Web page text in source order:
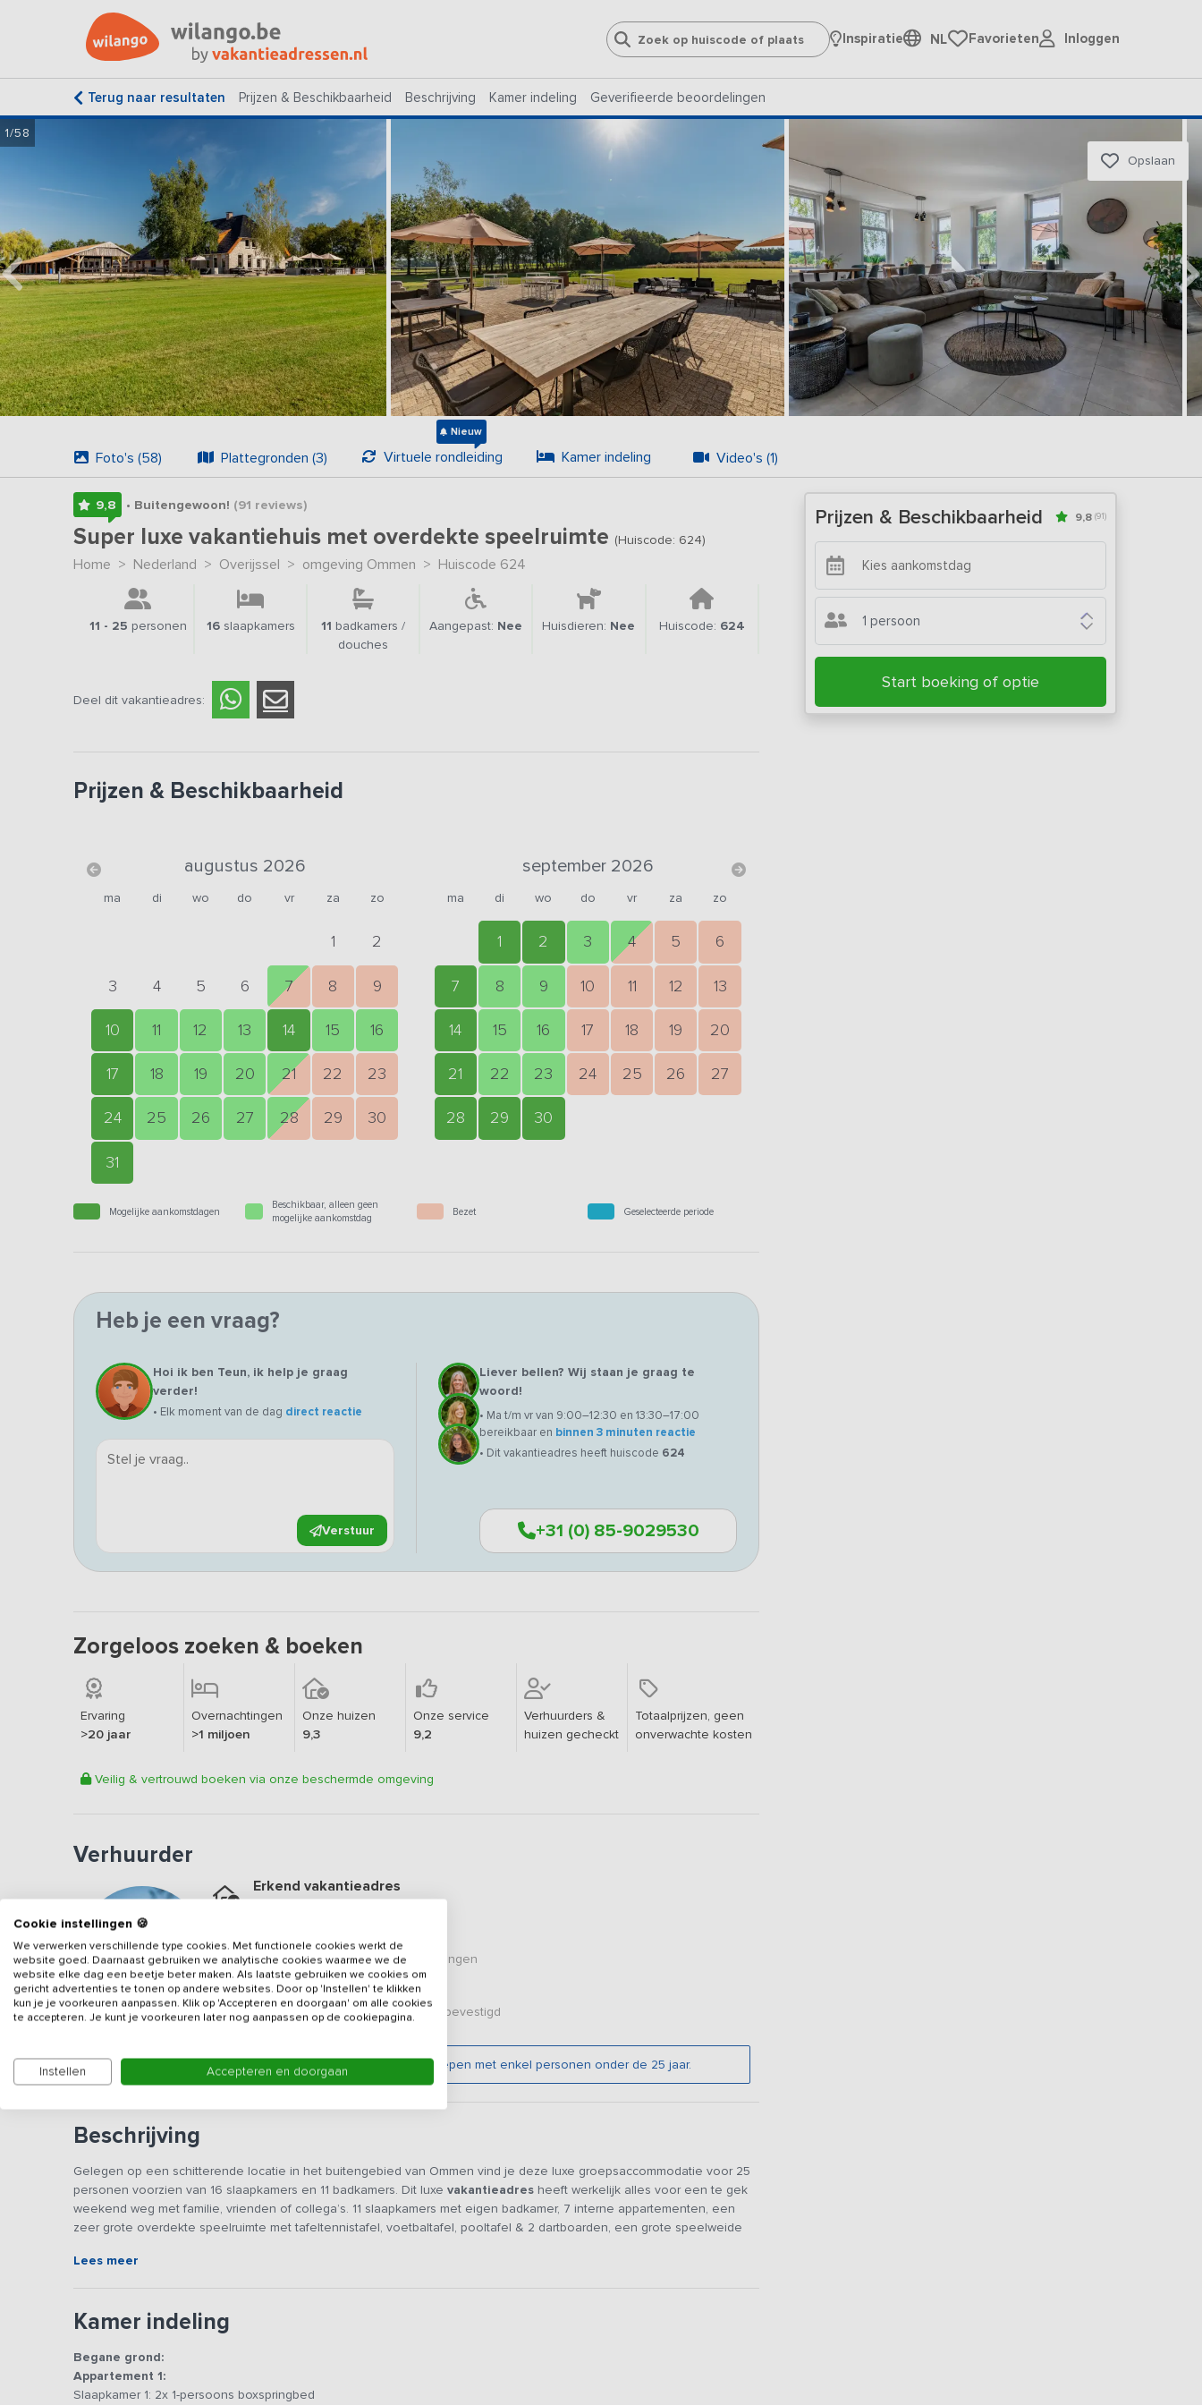
Inspiratie NL Favorieten Inloggen
Terug naar resultaten Prijzen & Beschikbaarheid Beschrijving Kamer indeling Geverifieerde beoordelingen
1/58
Opslaan
Foto's (58) Plattegronden (3) Virtuele rondleiding
Nieuw
Kamer indeling Video's (1)
9,8 • Buitengewoon! (91 reviews)
Super luxe vakantiehuis met overdekte speelruimte (Huiscode: 624)
Home > Nederland > Overijssel > omgeving Ommen > Huiscode 624
11 - 25 personen 16slaapkamers 11 badkamers /
douches
Aangepast: Nee Huisdieren: Nee Huiscode: 624
Deel dit vakantieadres:
Prijzen & Beschikbaarheid
augustus 2026
ma di wo do vr za zo
1 2
3 4 5 6 7 8 9
10 11 12 13 14 15 16
17 18 19 20 21 22 23
24 25 26 27 28 29 30
31
september 2026
ma di wo do vr za zo
1 2 3 4 5 6
7 8 9 10 11 12 13
14 15 16 17 18 19 20
21 22 23 24 25 26 27
28 29 30
Mogelijke aankomstdagen
Beschikbaar, alleen geen
mogelijke aankomstdag
Bezet Geselecteerde periode
Heb je een vraag?
Hoi ik ben Teun, ik help je graag
verder!
• Elk moment van de dag direct reactie
Verstuur
Liever bellen? Wij staan je graag te
woord!
• Ma t/m vr van 9:00–12:30 en 13:30–17:00
bereikbaar en binnen 3 minuten reactie
• Dit vakantieadres heeft huiscode 624
+31 (0) 85-9029530
Zorgeloos zoeken & boeken
Ervaring
>20 jaar
Overnachtingen
>1 miljoen
Onze huizen
9,3
Onze service
9,2
Verhuurders &
huizen gecheckt
Totaalprijzen, geen
onverwachte kosten
Veilig & vertrouwd boeken via onze beschermde omgeving
Verhuurder
Erkend vakantieadres
Geweldige locatie
Een9.8op basis van91beoordelingen
Veilig & vertrouwd
Gegevens van de verhuurder zijn bevestigd
Wij verhuren niet aan jongerengroepen of vergelijkbare groepen met enkel personen onder de 25 jaar.
Beschrijving
Gelegen op een schitterende locatie in het buitengebied van Ommen vind je deze luxe groepsaccommodatie voor 25
personen voorzien van 16 slaapkamers en 11 badkamers. Dit luxe vakantieadres heeft werkelijk alles voor een te gek
weekend weg met familie, vrienden of collega’s. 11 slaapkamers met eigen badkamer, 7 interne appartementen, een
zeer grote overdekte speelruimte met tafeltennistafel, voetbaltafel, pooltafel & 2 dartboarden, een grote speelweide
weids uitzicht waar je door de stilte de vogels hoort fluiten en de reeën voorbij ziet rennen.
loungehoek, grote smart-TV, eettafels en grote keuken. Als groep huur je de locatie exclusief voor jezelf. Ieder
inductie kookplaat, slaapkamer en luxe badkamer met douche, toilet & wastafel. Iedere slaapkamer is voorzien van
twee luxe 1-persoons boxsprings, welke zowel los als tegen elkaar geplaatst kunnen worden (veelal inclusief topper).
Daarnaast beschikt ieder van de 7 appartementen over een luxe en zeer comfortabele slaapbank (140x200cm), zie
Lees meer
Kamer indeling
Begane grond:
Appartement 1:
Slaapkamer 1: 2x 1-persoons boxspringbed
Prijzen & Beschikbaarheid 9,8 (91)
1 persoon
Start boeking of optie
Cookie instellingen 🍪
We verwerken verschillende type cookies. Met functionele cookies werkt de
website goed. Daarnaast gebruiken we analytische cookies waarmee we de
website elke dag een beetje beter maken. Als laatste gebruiken we cookies om
gericht advertenties te tonen op andere websites. Door op 'Instellen' te klikken
kun je je voorkeuren aanpassen. Klik op 'Accepteren en doorgaan' om alle cookies
te accepteren. Je kunt je voorkeuren later nog aanpassen op de cookiepagina.
Instellen Accepteren en doorgaan